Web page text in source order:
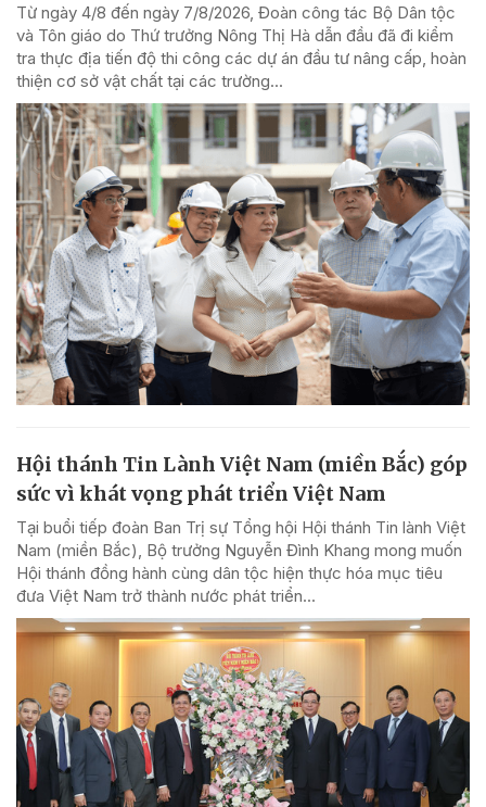
Từ ngày 4/8 đến ngày 7/8/2026, Đoàn công tác Bộ Dân tộc
và Tôn giáo do Thứ trưởng Nông Thị Hà dẫn đầu đã đi kiểm
tra thực địa tiến độ thi công các dự án đầu tư nâng cấp, hoàn
thiện cơ sở vật chất tại các trường...
Hội thánh Tin Lành Việt Nam (miền Bắc) góp
sức vì khát vọng phát triển Việt Nam
Tại buổi tiếp đoàn Ban Trị sự Tổng hội Hội thánh Tin lành Việt
Nam (miền Bắc), Bộ trưởng Nguyễn Đình Khang mong muốn
Hội thánh đồng hành cùng dân tộc hiện thực hóa mục tiêu
đưa Việt Nam trở thành nước phát triển...